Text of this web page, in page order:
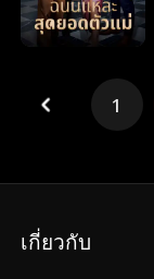
1
เกี่ยวกับ